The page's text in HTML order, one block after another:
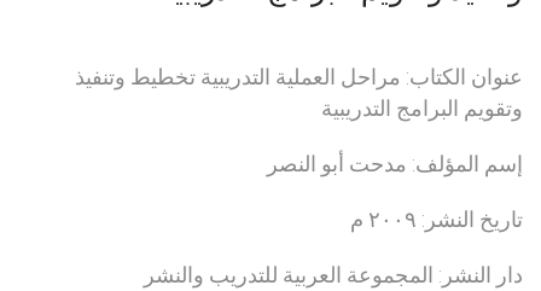
عنوان الكتاب: مراحل العملية التدريبية تخطيط وتنفيذ
وتقويم البرامج التدريبية
إسم المؤلف: مدحت أبو النصر
تاريخ النشر: ٢٠٠٩ م
دار النشر: المجموعة العربية للتدريب والنشر